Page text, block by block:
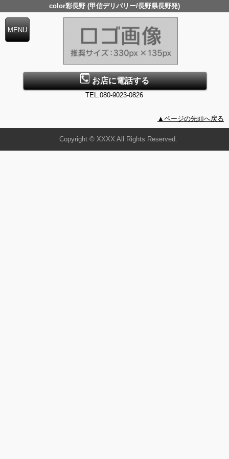
color彩長野 (甲信デリバリー/長野県長野発)
お店に電話する
TEL.080-9023-0826
▲ページの先頭へ戻る
Copyright © XXXX All Rights Reserved.